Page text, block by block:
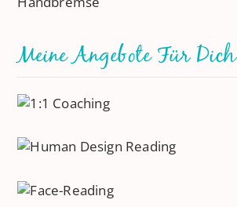
Meine Angebote Für Dich